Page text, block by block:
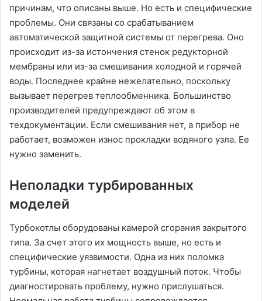
причинам, что описаны выше. Но есть и специфические
проблемы. Они связаны со срабатыванием
автоматической защитной системы от перегрева. Оно
происходит из-за истончения стенок редукторной
мембраны или из-за смешивания холодной и горячей
воды. Последнее крайне нежелательно, поскольку
вызывает перегрев теплообменника. Большинство
производителей предупреждают об этом в
техдокументации. Если смешивания нет, а прибор не
работает, возможен износ прокладки водяного узла. Ее
нужно заменить.
Неполадки турбированных
моделей
Турбокотлы оборудованы камерой сгорания закрытого
типа. За счет этого их мощность выше, но есть и
специфические уязвимости. Одна из них поломка
турбины, которая нагнетает воздушный поток. Чтобы
диагностировать проблему, нужно прислушаться.